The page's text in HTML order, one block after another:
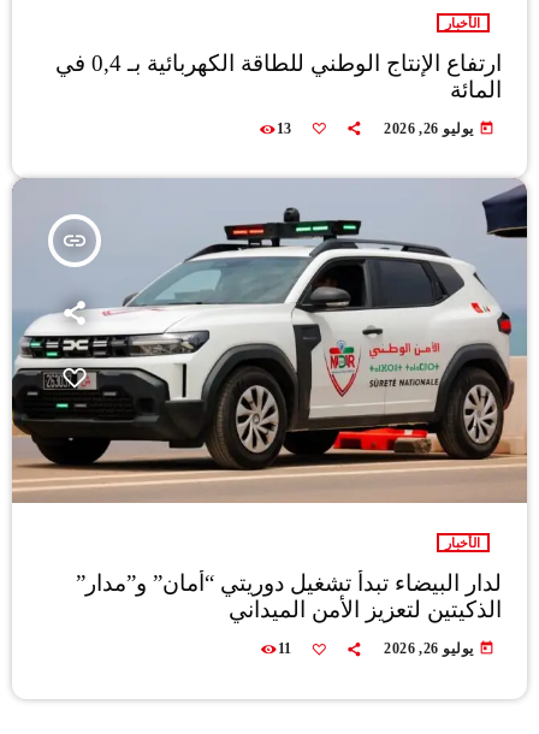
الأخبار
ارتفاع الإنتاج الوطني للطاقة الكهربائية بـ 0,4 في
المائة
today يوليو 26, 2026 13
insert_link
الأخبار
لدار البيضاء تبدأ تشغيل دوريتي “أمان” و”مدار”
الذكيتين لتعزيز الأمن الميداني
today يوليو 26, 2026 11